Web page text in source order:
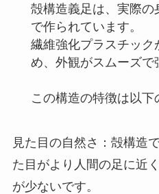
殻構造義足は、実際
で作られています。
繊維強化プラスチック
め、外観がスムーズで
この構造の特徴は以下
見た目の自然さ：殻構造
た目がより人間の足に近
が少ないです。